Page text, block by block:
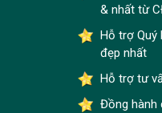
& nhất từ
Hỗ trợ Quý
đẹp nhất
Hỗ trợ tư
Đồng hành